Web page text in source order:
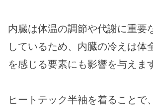
内臓は体温の調節や代謝に重要
しているため、内臓の冷えは体
を感じる要素にも影響を与えま
ヒートテック半袖を着ることで